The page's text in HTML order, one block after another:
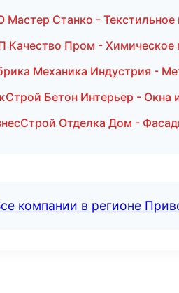
Мастер Станко - Текстильное
Качество Пром - Химическое
Механика Индустрия -
Бетон Интерьер - Окна
Отделка Дом -
компании в регионе